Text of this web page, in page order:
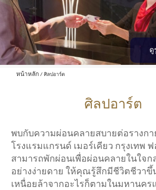
ดู
หน้าหลัก ศิลปอาร์ต
ศิลปอาร์ต
พบกับความผ่อนคลายสบายต่อรางกา
โรงแรมแกรนด์ เมอร์เคียว กรุงเทพ
สามารถพักผ่อนเพื่อผ่อนคลายในใจก
อย่างง่ายดาย ให้คุณรู้สึกมีชีวิตชีวาขึ้
เหนื่อยล้าจากอะไรก็ตามในมหานคร